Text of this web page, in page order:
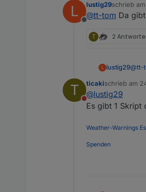
Das
L
Offline
lustig29schrieb am
zuletzt
@tt-tom Da
T 2
L lustig29@tt-
T
Nicht stören
ticakischrieb am
zuletzt
@lustig29
Es gibt 1 Skript
Weather-Warnings
Spenden